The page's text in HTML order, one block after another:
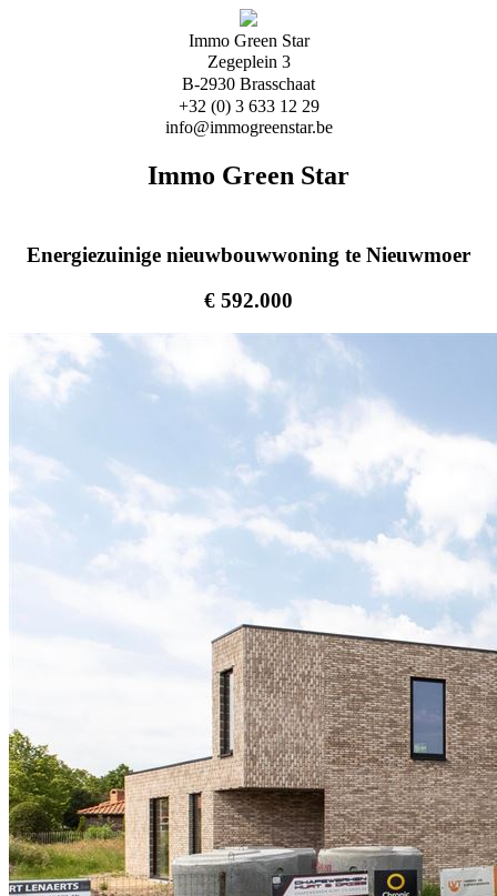
Immo Green Star
Zegeplein 3
B-2930 Brasschaat
+32 (0) 3 633 12 29
info@immogreenstar.be
Immo Green Star
Energiezuinige nieuwbouwwoning te Nieuwmoer
€ 592.000